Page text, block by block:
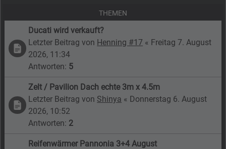
THEMEN
Ducati wird verkauft?
Letzter Beitrag von Henning #17 « Freitag 7. August
2026, 11:34
Antworten: 5
Zelt / Pavilion Dach echte 3m x 4.5m
Letzter Beitrag von Shinya « Donnerstag 6. August
2026, 10:52
Antworten: 2
Reifenwärmer Pannonia 3+4 August